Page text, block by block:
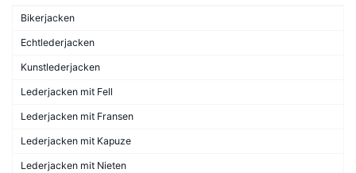
Bikerjacken
Echtlederjacken
Kunstlederjacken
Lederjacken mit Fell
Lederjacken mit Fransen
Lederjacken mit Kapuze
Lederjacken mit Nieten